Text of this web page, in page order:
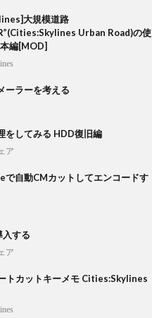
大規模道路
Urban Road)の使
編[MOD]
ーラーを考える
をしてみる HDD復旧編
ア
で自動CMカットしてエンコードす
する
ア
トカットキーメモ Cities:Skylines